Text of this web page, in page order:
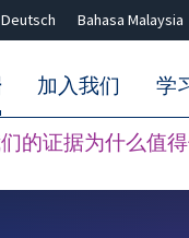
Deutsch Bahasa Malaysia
的证据为什么值
加入我们 学